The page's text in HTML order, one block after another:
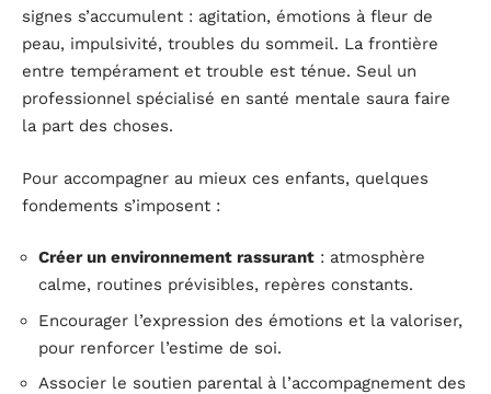
signes s’accumulent : agitation, émotions à fleur de
peau, impulsivité, troubles du sommeil. La frontière
entre tempérament et trouble est ténue. Seul un
professionnel spécialisé en santé mentale saura faire
la part des choses.
Pour accompagner au mieux ces enfants, quelques
fondements s’imposent :
Créer un environnement rassurant : atmosphère
calme, routines prévisibles, repères constants.
Encourager l’expression des émotions et la valoriser,
pour renforcer l’estime de soi.
Associer le soutien parental à l’accompagnement des